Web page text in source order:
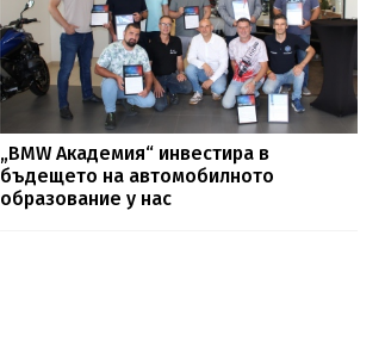
„BMW Академия“ инвестира в
бъдещето на автомобилното
образование у нас